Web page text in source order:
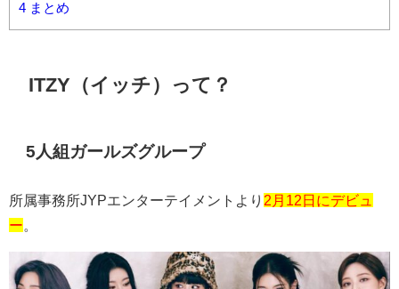
4 まとめ
ITZY（イッチ） って？
5 人組ガールズグループ
所属事務所JYPエンターテイメントより 2月12日にデビュ
ー